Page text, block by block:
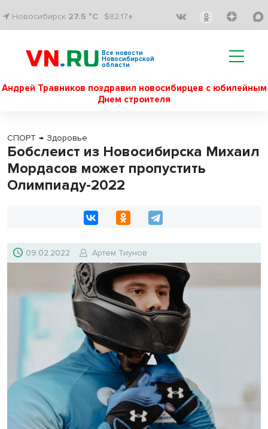
Новосибирск 27.5 °C $82.17↑
Все новости
Новосибирской
области
Андрей Травников поздравил новосибирцев с юбилейным
Днем строителя
СПОРТ → Здоровье
Бобслеист из Новосибирска Михаил
Мордасов может пропустить
Олимпиаду-2022
09.02.2022 Артем Тиунов